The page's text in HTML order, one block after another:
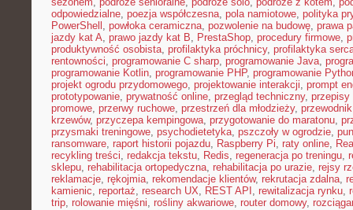
odpowiedzialne, poezja współczesna, pola namiotowe, polityka
PowerShell , powłoka ceramiczna, pozwolenie na budowę, prawa
jazdy kat A, prawo jazdy kat B, PrestaShop, procedury firmowe,
produktywność osobista, profilaktyka próchnicy, profilaktyka
rentowności, programowanie C sharp, programowanie Java,
programowanie Kotlin, programowanie PHP, programowanie
projekt ogrodu przydomowego, projektowanie interakcji, prompt
prototypowanie, prywatność online, przegląd techniczny, przepisy
promowe, przerwy ruchowe, przestrzeń dla młodzieży,
krzewów, przyczepa kempingowa, przygotowanie do maratonu,
przysmaki treningowe, psychodietetyka, pszczoły w ogrodzie,
ransomware, raport historii pojazdu, Raspberry Pi, raty online,
recykling treści, redakcja tekstu, Redis, regeneracja po treningu,
sklepu, rehabilitacja ortopedyczna, rehabilitacja po urazie, rejsy
reklamacje, rękojmia, rekomendacje klientów, rekrutacja zdalna,
kamienic, reportaż, research UX, REST API , rewitalizacja rynku,
trip, rolowanie mięśni, rośliny akwariowe, router domowy,